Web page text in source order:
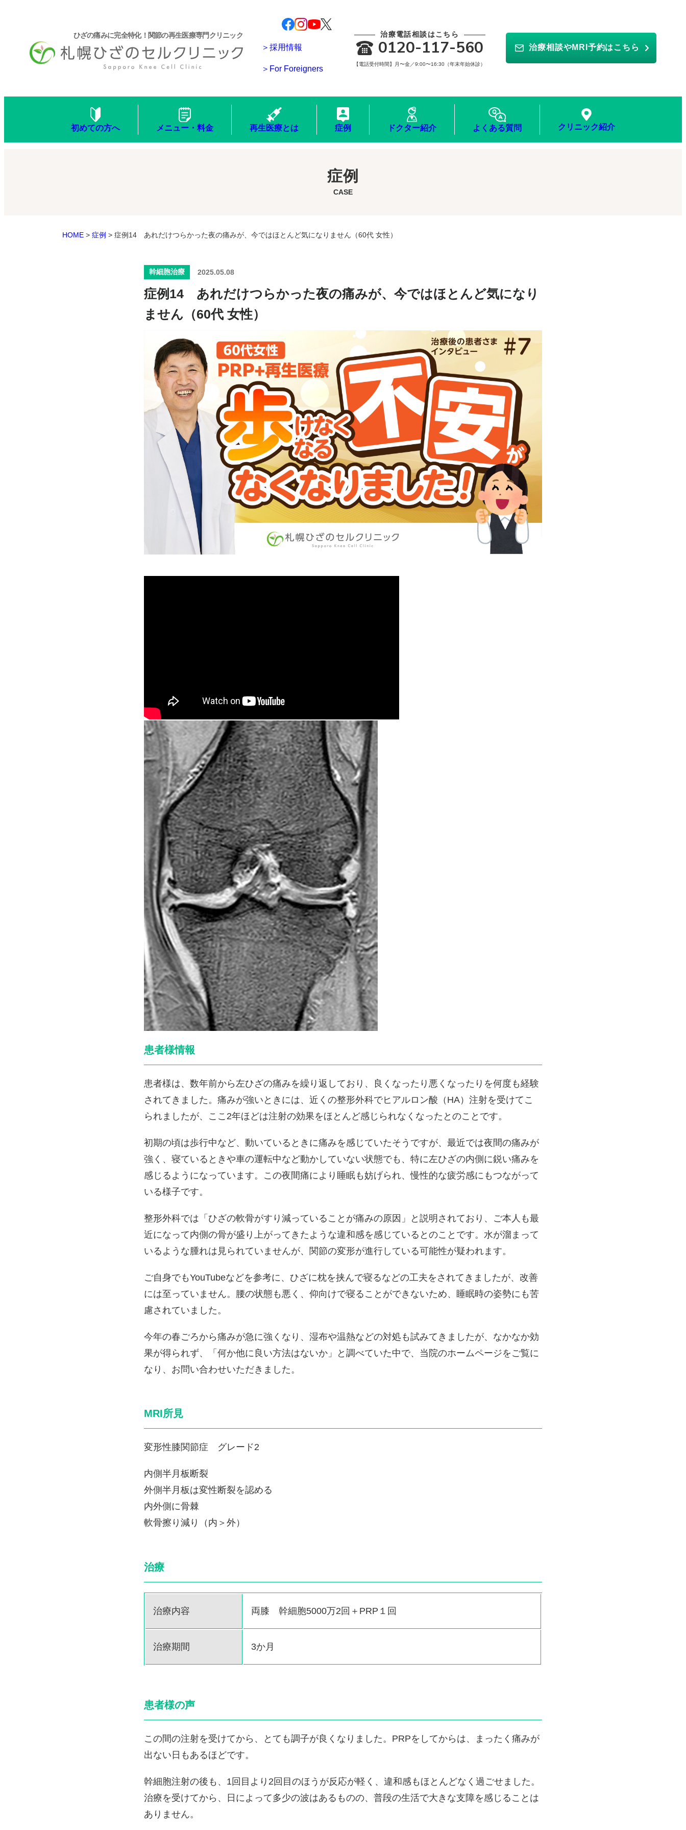
ひざの痛みに完全特化！関節の再生医療専門クリニック
＞採用情報
＞For Foreigners
治療電話相談はこちら
0120-117-560
【電話受付時間】月〜金／9:00〜16:30（年末年始休診）
治療相談やMRI予約はこちら
初めての方へ メニュー・料金 再生医療とは 症例 ドクター紹介 よくある質問 クリニック紹介
症例
CASE
HOME > 症例 > 症例14 あれだけつらかった夜の痛みが、今ではほとんど気になりません（60代 女性）
幹細胞治療 2025.05.08
症例14 あれだけつらかった夜の痛みが、今ではほとんど気になり
ません（60代 女性）
患者様情報
患者様は、数年前から左ひざの痛みを繰り返しており、良くなったり悪くなったりを何度も経験
されてきました。痛みが強いときには、近くの整形外科でヒアルロン酸（HA）注射を受けてこ
られましたが、ここ2年ほどは注射の効果をほとんど感じられなくなったとのことです。
初期の頃は歩行中など、動いているときに痛みを感じていたそうですが、最近では夜間の痛みが
強く、寝ているときや車の運転中など動かしていない状態でも、特に左ひざの内側に鋭い痛みを
感じるようになっています。この夜間痛により睡眠も妨げられ、慢性的な疲労感にもつながって
いる様子です。
整形外科では「ひざの軟骨がすり減っていることが痛みの原因」と説明されており、ご本人も最
近になって内側の骨が盛り上がってきたような違和感を感じているとのことです。水が溜まって
いるような腫れは見られていませんが、関節の変形が進行している可能性が疑われます。
ご自身でもYouTubeなどを参考に、ひざに枕を挟んで寝るなどの工夫をされてきましたが、改善
には至っていません。腰の状態も悪く、仰向けで寝ることができないため、睡眠時の姿勢にも苦
慮されていました。
今年の春ごろから痛みが急に強くなり、湿布や温熱などの対処も試みてきましたが、なかなか効
果が得られず、「何か他に良い方法はないか」と調べていた中で、当院のホームページをご覧に
なり、お問い合わせいただきました。
MRI所見
変形性膝関節症 グレード2
内側半月板断裂
外側半月板は変性断裂を認める
内外側に骨棘
軟骨擦り減り（内＞外）
治療
治療内容 両膝 幹細胞5000万2回＋PRP１回
治療期間 3か月
患者様の声
この間の注射を受けてから、とても調子が良くなりました。PRPをしてからは、まったく痛みが
出ない日もあるほどです。
幹細胞注射の後も、1回目より2回目のほうが反応が軽く、違和感もほとんどなく過ごせました。
治療を受けてから、日によって多少の波はあるものの、普段の生活で大きな支障を感じることは
ありません。